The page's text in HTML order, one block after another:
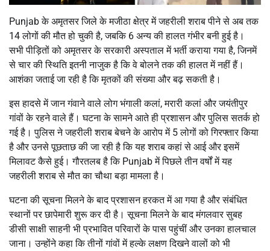
Punjab के अमृतसर जिले के मजीठा क्षेत्र में जहरीली शराब पीने से अब तक
14 लोगों की मौत हो चुकी है, जबकि 6 अन्य की हालत गंभीर बनी हुई है।
सभी पीड़ितों को अमृतसर के सरकारी अस्पताल में भर्ती कराया गया है, जिनमें
से चार की स्थिति इतनी नाजुक है कि वे बोलने तक की हालत में नहीं हैं।
आशंका जताई जा रही है कि मृतकों की संख्या और बढ़ सकती है।
इस हादसे में जान गंवाने वाले लोग भंगाली कलां, मरारी कलां और जयंतीपुर
गांवों के रहने वाले हैं। घटना के सामने आते ही प्रशासन और पुलिस सतर्क हो
गई है। पुलिस ने जहरीली शराब बेचने के आरोप में 5 लोगों को गिरफ्तार किया
है और उनसे पूछताछ की जा रही है कि यह शराब कहां से आई और इसमें
मिलावट कैसे हुई। गौरतलब है कि Punjab में पिछले तीन वर्षों में यह
जहरीली शराब से मौत का चौथा बड़ा मामला है।
घटना की सूचना मिलने के बाद प्रशासन हरकत में आ गया है और संबंधित
स्थानों पर छापेमारी शुरू कर दी है। सूचना मिलने के बाद मंगलवार सुबह
डीसी साक्षी साहनी भी प्रभावित परिवारों के पास पहुंचीं और उनका हालचाल
जाना। उन्होंने कहा कि तीनों गांवों में हल्के लक्षण दिखने वालों को भी